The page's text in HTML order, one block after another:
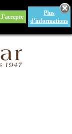
J'accepte
Plus
d'informations